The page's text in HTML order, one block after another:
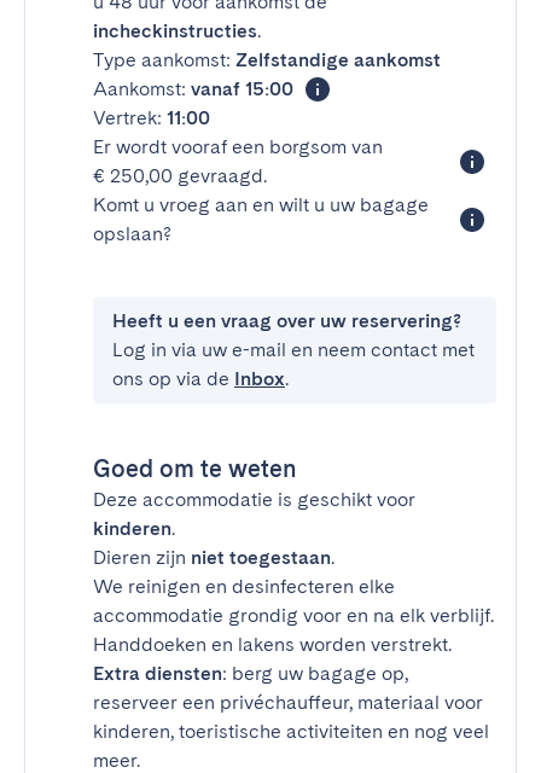
incheckinstructies.
Type aankomst: Zelfstandige aankomst
Aankomst: vanaf 15:00
Vertrek: 11:00
Er wordt vooraf een borgsom van
€ 250,00 gevraagd.
Komt u vroeg aan en wilt u uw bagage
opslaan?
Heeft u een vraag over uw reservering?
Log in via uw e-mail en neem contact met
ons op via de Inbox.
Goed om te weten
Deze accommodatie is geschikt voor
kinderen.
Dieren zijn niet toegestaan.
We reinigen en desinfecteren elke
accommodatie grondig voor en na elk verblijf.
Handdoeken en lakens worden verstrekt.
Extra diensten: berg uw bagage op,
reserveer een privéchauffeur, materiaal voor
kinderen, toeristische activiteiten en nog veel
meer.